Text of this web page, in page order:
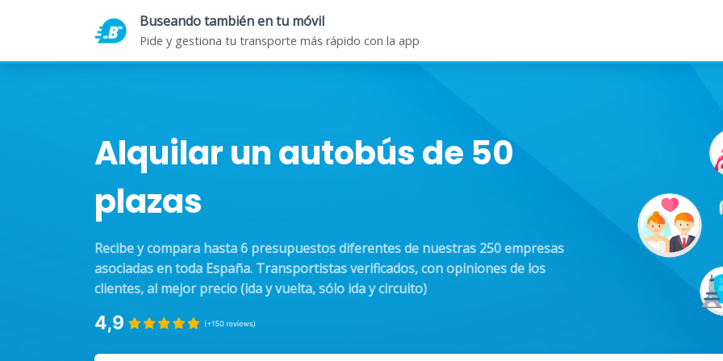
Buseando también en tu móvil
Pide y gestiona tu transporte más rápido con la app
INICIO
Alquilar un autobús de 50
plazas
Recibe y compara hasta 6 presupuestos diferentes de nuestras 250 empresas
asociadas en toda España. Transportistas verificados, con opiniones de los
clientes, al mejor precio (ida y vuelta, sólo ida y circuito)